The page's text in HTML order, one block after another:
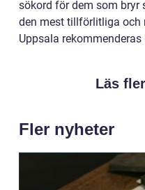
sökord för dem som bryr
den mest tillförlitliga och
Uppsala rekommenderas
Läs
Fler nyheter